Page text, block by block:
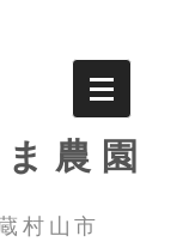
農園
村山市